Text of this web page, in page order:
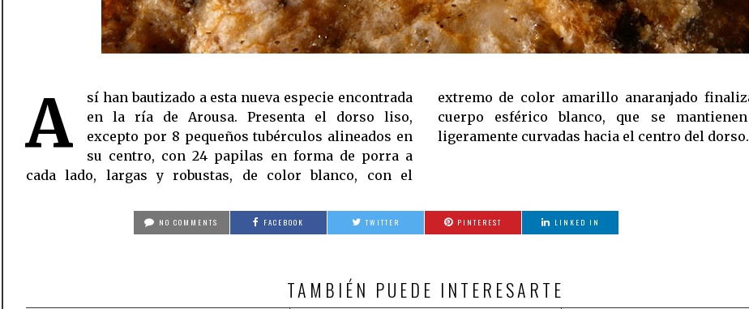
A
sí han bautizado a esta nueva especie encontrada
en la ría de Arousa. Presenta el dorso liso,
excepto por 8 pequeños tubérculos alineados en
su centro, con 24 papilas en forma de porra a
cada lado, largas y robustas, de color blanco, con el
extremo de color amarillo anaranjado finalizado por un
cuerpo esférico blanco, que se mantienen erectas y
ligeramente curvadas hacia el centro del dorso.
NO COMMENTS FACEBOOK TWITTER PINTEREST LINKED IN
TAMBIÉN PUEDE INTERESARTE